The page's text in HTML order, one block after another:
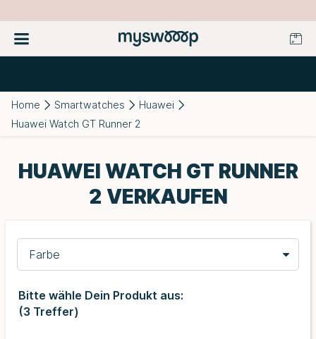
Home Smartwatches
Huawei
Huawei Watch GT Runner 2
HUAWEI WATCH GT RUNNER
2 VERKAUFEN
Farbe
Bitte wähle Dein Produkt aus:
(3 Treffer)